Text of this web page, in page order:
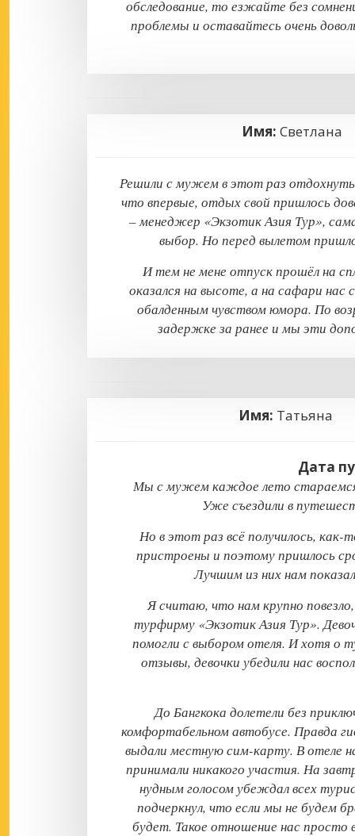
обследование, то езжайте без
проблемы и оставайтесь очень
Имя:
Решили с мужем в этот раз
что впервые, отдых свой пришлось
– менеджер «Экзотик Азия Тур»,
выбор. Но перед вылетом
И тем не мене отпуск прошёл на
оказался на высоте, а на сафари
обалденным чувством юмора. По
задержке за ранее и мы эти
Имя: Татьяна
Дата
Мы с мужем каждое лето
Уже съездили в
Но в этот раз всё получилось,
пристроены и поэтому пришлось
Лучшим из них нам
Я считаю, что нам крупно
турфирму «Экзотик Азия Тур».
помогли с выбором отеля. И хотя о
отзывы, девочки убедили нас
До Бангкока долетели без
комфортабельном автобусе. Правда
выдали местную сим-карту. В отеле
принимали никакого участия. На
нудным голосом убеждал всех
подчеркнул, что если мы не будем
будет. Такое отношение нас